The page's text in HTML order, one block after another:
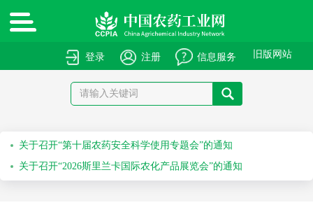
旧版网站
信息服务
注册
登录
绿色高质量农药产品报送指南
关于申报绿色高质量农药产品的通知
关于召开“第十届农药安全科学使用专题会”的通知